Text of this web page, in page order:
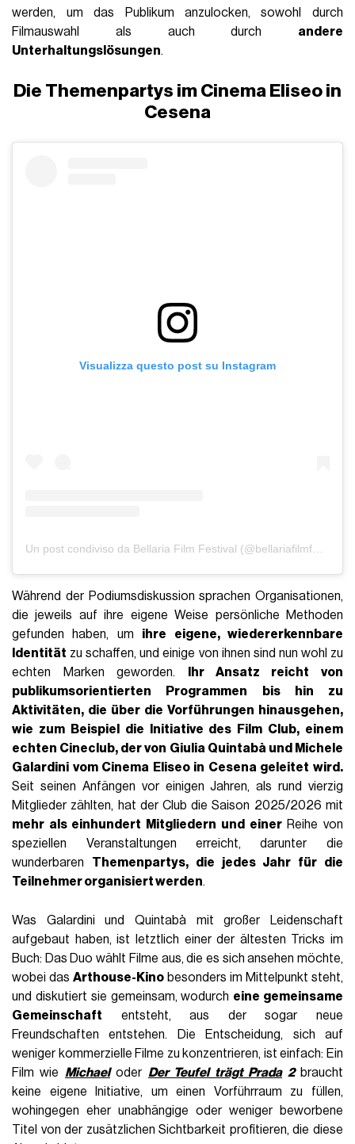
werden, um das Publikum anzulocken, sowohl durch
Filmauswahl als auch durch andere
Unterhaltungslösungen.
Die Themenpartys im Cinema Eliseo in
Cesena
Visualizza questo post su Instagram
Während der Podiumsdiskussion sprachen Organisationen,
die jeweils auf ihre eigene Weise persönliche Methoden
gefunden haben, um ihre eigene, wiedererkennbare
Identität zu schaffen, und einige von ihnen sind nun wohl zu
echten Marken geworden.
Ihr Ansatz reicht von
publikumsorientierten Programmen bis hin zu
Aktivitäten, die über die Vorführungen hinausgehen,
wie zum Beispiel die Initiative des
Film Club, einem
echten Cineclub, der von Giulia Quintabà und Michele
Galardini vom Cinema Eliseo in Cesena geleitet wird.
Seit seinen Anfängen vor einigen Jahren, als rund vierzig
Mitglieder zählten, hat der Club die Saison 2025/2026 mit
mehr als einhundert Mitgliedern und einerReihe von
speziellen Veranstaltungen erreicht, darunter die
wunderbaren Themenpartys, die jedes Jahr für die
Teilnehmer organisiert werden.
Was Galardini und Quintabà mit großer Leidenschaft
aufgebaut haben, ist letztlich einer der ältesten Tricks im
Buch: Das Duo wählt Filme aus, die es sich ansehen möchte,
wobei dasArthouse-Kino besonders im Mittelpunkt steht,
und diskutiert sie gemeinsam, wodurch eine gemeinsame
Gemeinschaft entsteht, aus der sogar neue
Freundschaften entstehen. Die Entscheidung, sich auf
weniger kommerzielle Filme zu konzentrieren, ist einfach: Ein
Film wie Michaeloder Der Teufel trägt Prada 2braucht
keine eigene Initiative, um einen Vorführraum zu füllen,
wohingegen eher unabhängige oder weniger beworbene
Titel von der zusätzlichen Sichtbarkeit profitieren, die diese